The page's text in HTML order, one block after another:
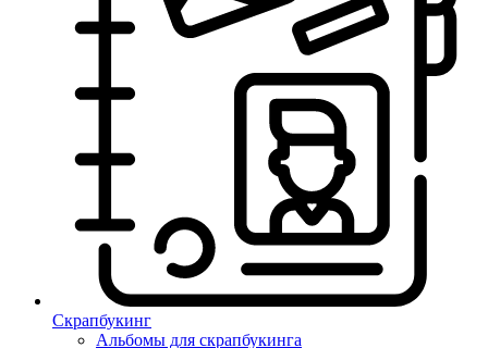
Скрапбукинг
Альбомы для скрапбукинга